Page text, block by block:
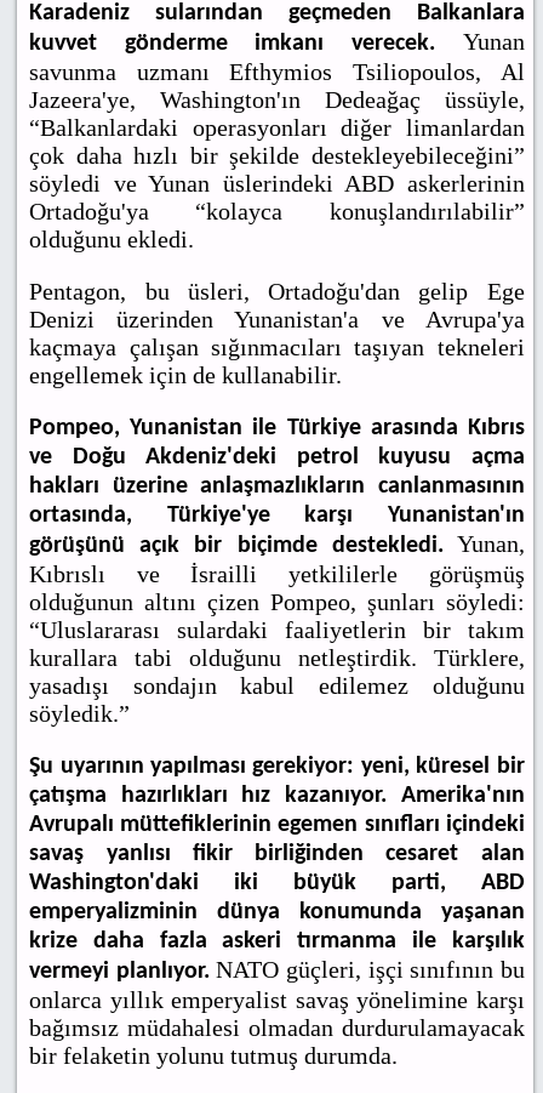
Karadeniz sularından geçmeden Balkanlara
kuvvet gönderme imkanı verecek. Yunan
savunma uzmanı Efthymios Tsiliopoulos, Al
Jazeera'ye, Washington'ın Dedeağaç üssüyle,
“Balkanlardaki operasyonları diğer limanlardan
çok daha hızlı bir şekilde destekleyebileceğini”
söyledi ve Yunan üslerindeki ABD askerlerinin
Ortadoğu'ya “kolayca konuşlandırılabilir”
olduğunu ekledi.
Pentagon, bu üsleri, Ortadoğu'dan gelip Ege
Denizi üzerinden Yunanistan'a ve Avrupa'ya
kaçmaya çalışan sığınmacıları taşıyan tekneleri
engellemek için de kullanabilir.
Pompeo, Yunanistan ile Türkiye arasında Kıbrıs
ve Doğu Akdeniz'deki petrol kuyusu açma
hakları üzerine anlaşmazlıkların canlanmasının
ortasında, Türkiye'ye karşı Yunanistan'ın
görüşünü açık bir biçimde destekledi.Yunan,
Kıbrıslı ve İsrailli yetkililerle görüşmüş
olduğunun altını çizen Pompeo, şunları söyledi:
“Uluslararası sulardaki faaliyetlerin bir takım
kurallara tabi olduğunu netleştirdik. Türklere,
yasadışı sondajın kabul edilemez olduğunu
söyledik.”
Şu uyarının yapılması gerekiyor: yeni, küresel bir
çatışma hazırlıkları hız kazanıyor. Amerika'nın
Avrupalı müttefiklerinin egemen sınıfları içindeki
savaş yanlısı fikir birliğinden cesaret alan
Washington'daki iki büyük parti, ABD
emperyalizminin dünya konumunda yaşanan
krize daha fazla askeri tırmanma ile karşılık
vermeyi planlıyor.NATO güçleri, işçi sınıfının bu
onlarca yıllık emperyalist savaş yönelimine karşı
bağımsız müdahalesi olmadan durdurulamayacak
bir felaketin yolunu tutmuş durumda.